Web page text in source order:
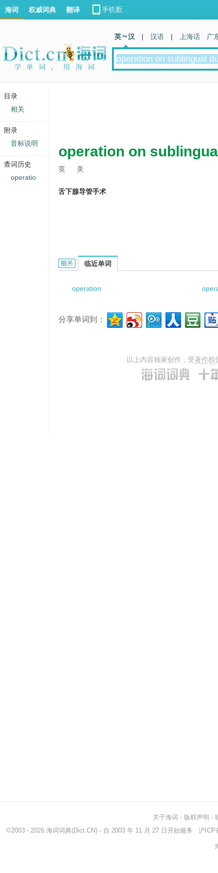
operation on
英 美
舌下腺导管手术
Operation on sublingual duct的相关资料：
临近单词
operation
分享单词到：
以上内容独家创作，受著作权
海词 权威词典 翻译
英 汉 | 汉语 | 上海话 广
关于海词 - 版权声明 -
©2003 - 2026 海词词典(Dict.CN) - 自 2003 年 11 月 27 日开始服务 沪ICP
目录
相关
附录
音标说明
查词历史
operatio